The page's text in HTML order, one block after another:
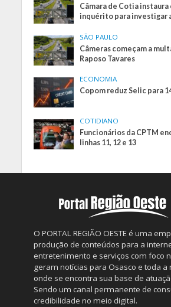
Câmara de Cotia instaura
inquérito para investigar
SÃO PAULO
Câmeras começam a
Raposo Tavares
ECONOMIA
Copom reduz Selic para
COTIDIANO
Funcionários da CPTM
linhas 11, 12 e 13
O PORTAL REGIÃO OESTE é uma
produção de conteúdos para a
entretenimento e serviços com foco
geram notícias para Osasco e toda a
onde se encontra sua base de
Sendo um canal permanente de
credibilidade no meio digital.